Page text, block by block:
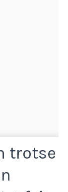
trotse